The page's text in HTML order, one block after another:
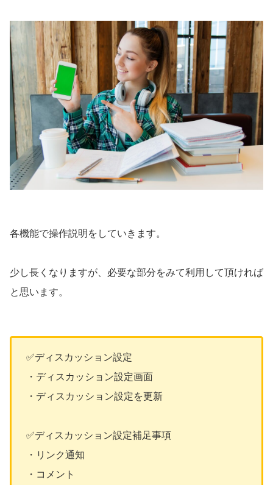
各機能で操作説明をしていきます。
少し長くなりますが、必要な部分をみて利用して頂ければ
と思います。
✅ディスカッション設定
・ディスカッション設定画面
・ディスカッション設定を更新
✅ディスカッション設定補足事項
・リンク通知
・コメント